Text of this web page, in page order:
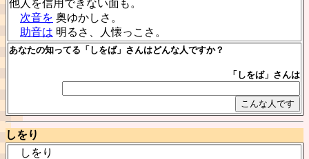
他人を信用できない面も。
次音を 奥ゆかしさ。
助音は 明るさ、人懐っこさ。
あなたの知ってる「しをば」さんはどんな人ですか？
「しをば」さんは
しをり
しをり